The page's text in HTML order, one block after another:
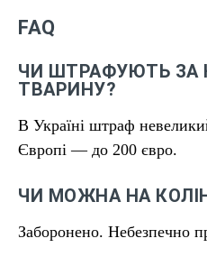
FAQ
ЧИ ШТРАФУЮТЬ ЗА
ТВАРИНУ?
В Україні штраф
Європі — до 200 євро.
ЧИ МОЖНА НА
Заборонено. Небезпечно